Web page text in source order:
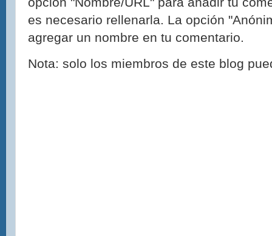
es necesario rellenarla. La opción
agregar un nombre en tu comentario.
Nota: solo los miembros de este blog